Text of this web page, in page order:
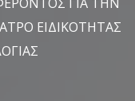
ΕΙΔΙΚΟΤΗΤΑΣ